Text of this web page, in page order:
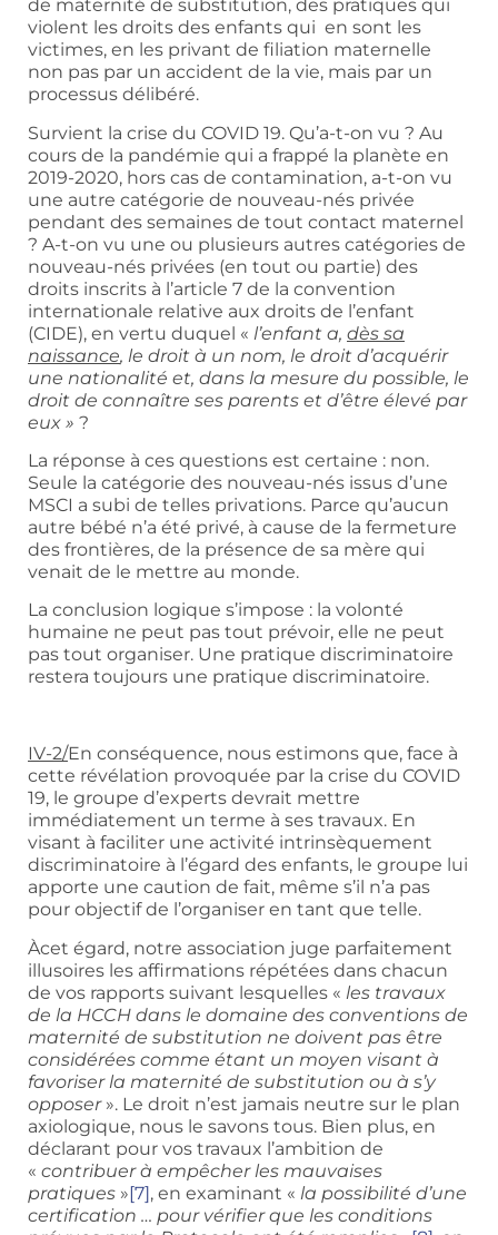
de maternité de substitution, des pratiques qui
violent les droits des enfants qui en sont les
victimes, en les privant de filiation maternelle
non pas par un accident de la vie, mais par un
processus délibéré.
Survient la crise du COVID 19. Qu’a-t-on vu ? Au
cours de la pandémie qui a frappé la planète en
2019-2020, hors cas de contamination, a-t-on vu
une autre catégorie de nouveau-nés privée
pendant des semaines de tout contact maternel
? A-t-on vu une ou plusieurs autres catégories de
nouveau-nés privées (en tout ou partie) des
droits inscrits à l’article 7 de la convention
internationale relative aux droits de l’enfant
(CIDE), en vertu duquel « l’enfant a, dès sa
naissance, le droit à un nom, le droit d’acquérir
une nationalité et, dans la mesure du possible, le
droit de connaître ses parents et d’être élevé par
eux » ?
La réponse à ces questions est certaine : non.
Seule la catégorie des nouveau-nés issus d’une
MSCI a subi de telles privations. Parce qu’aucun
autre bébé n’a été privé, à cause de la fermeture
des frontières, de la présence de sa mère qui
venait de le mettre au monde.
La conclusion logique s’impose : la volonté
humaine ne peut pas tout prévoir, elle ne peut
pas tout organiser. Une pratique discriminatoire
restera toujours une pratique discriminatoire.
IV-2/En conséquence, nous estimons que, face à
cette révélation provoquée par la crise du COVID
19, le groupe d’experts devrait mettre
immédiatement un terme à ses travaux. En
visant à faciliter une activité intrinsèquement
discriminatoire à l’égard des enfants, le groupe lui
apporte une caution de fait, même s’il n’a pas
pour objectif de l’organiser en tant que telle.
Àcet égard, notre association juge parfaitement
illusoires les affirmations répétées dans chacun
de vos rapports suivant lesquelles « les travaux
de la HCCH dans le domaine des conventions de
maternité de substitution ne doivent pas être
considérées comme étant un moyen visant à
favoriser la maternité de substitution ou à s’y
opposer». Le droit n’est jamais neutre sur le plan
axiologique, nous le savons tous. Bien plus, en
déclarant pour vos travaux l’ambition de
« contribuer à empêcher les mauvaises
pratiques »[7], en examinant « la possibilité d’une
certification … pour vérifier que les conditions